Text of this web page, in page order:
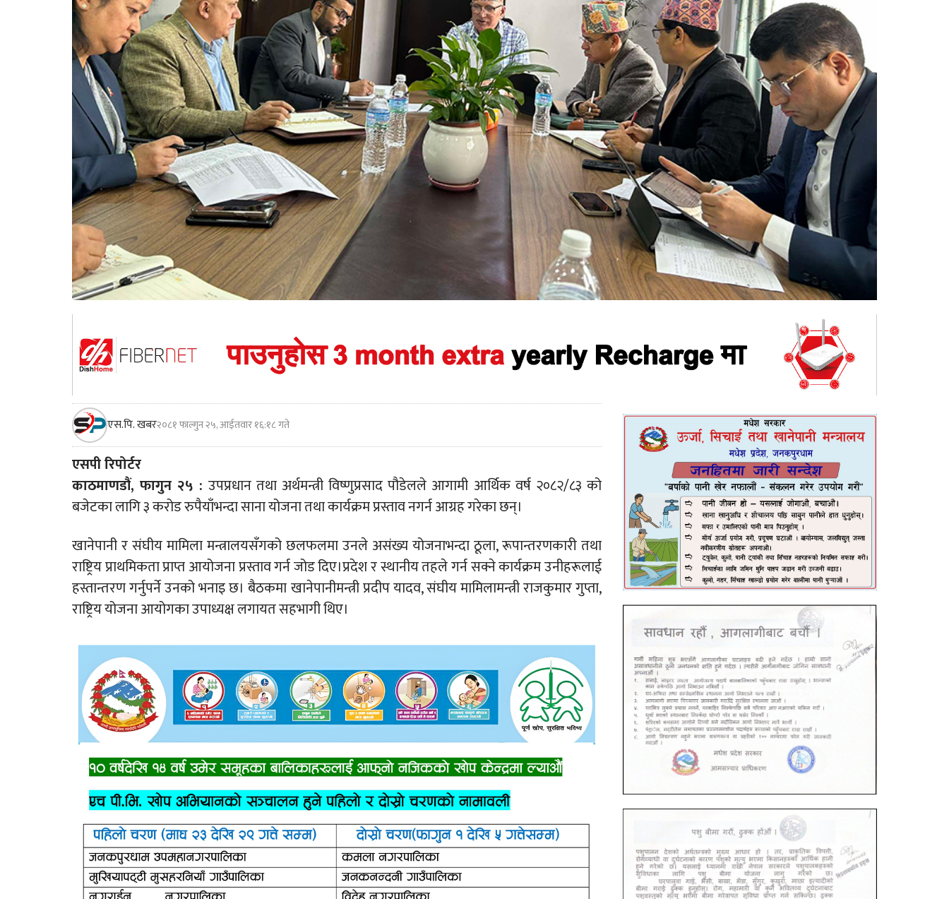
एस.पि. खबर२०८१ फाल्गुन २५, आईतवार १६:१८ गते
एसपी रिपोर्टर
काठमाणडौं, फागुन २५ : उपप्रधान तथा अर्थमन्त्री विष्णुप्रसाद पौडेलले आगामी आर्थिक वर्ष २०८२/८३ को
बजेटका लागि ३ करोड रुपैयाँभन्दा साना योजना तथा कार्यक्रम प्रस्ताव नगर्न आग्रह गरेका छन्।
खानेपानी र संघीय मामिला मन्त्रालयसँगको छलफलमा उनले असंख्य योजनाभन्दा ठूला, रूपान्तरणकारी तथा
राष्ट्रिय प्राथमिकता प्राप्त आयोजना प्रस्ताव गर्न जोड दिए।प्रदेश र स्थानीय तहले गर्न सक्ने कार्यक्रम उनीहरूलाई
हस्तान्तरण गर्नुपर्ने उनको भनाइ छ। बैठकमा खानेपानीमन्त्री प्रदीप यादव, संघीय मामिलामन्त्री राजकुमार गुप्ता,
राष्ट्रिय योजना आयोगका उपाध्यक्ष लगायत सहभागी थिए।